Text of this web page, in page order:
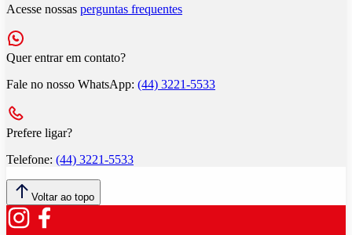
Acesse nossas perguntas frequentes
Quer entrar em contato?
Fale no nosso WhatsApp: (44) 3221-5533
Prefere ligar?
Telefone: (44) 3221-5533
Voltar ao topo